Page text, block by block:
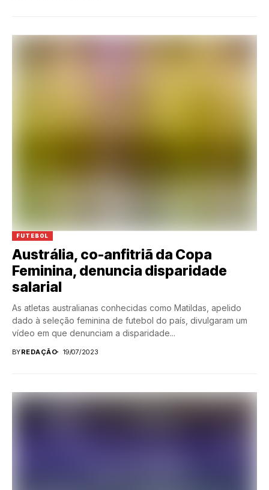
FUTEBOL
Austrália, co-anfitriã da Copa
Feminina, denuncia disparidade
salarial
As atletas australianas conhecidas como Matildas, apelido
dado à seleção feminina de futebol do país, divulgaram um
vídeo em que denunciam a disparidade...
BYREDAÇÃO 19/07/2023